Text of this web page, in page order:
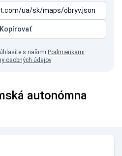
Kopírovať
s našimi Podmienkami
osobných údajov.
autonómna